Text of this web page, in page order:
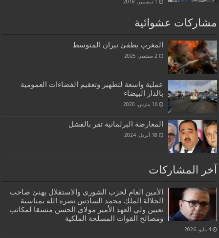
1 ديسمبر، 2018
مشاركات عشوائية
المغرب يطفئ نيران المتوسط
2 سبتمبر، 2025
عملية واسعة لتطهير وتعقيم الفضاءات العمومية
بالدار البيضاء
16 مارس، 2020
المعارضة البرلمانية تقر بالفشل
18 أبريل، 2024
آخر المشاركات
الأمين العام لحزب الشورى والاستقلال يهنئ صاحب
الجلالة الملك محمد السادس نصره الله بمناسبة
تعيين ولي العهد الأمير مولاي الحسن منسقا لمكاتب
ومصالح القوات المسلحة الملكية
4 مايو، 2026